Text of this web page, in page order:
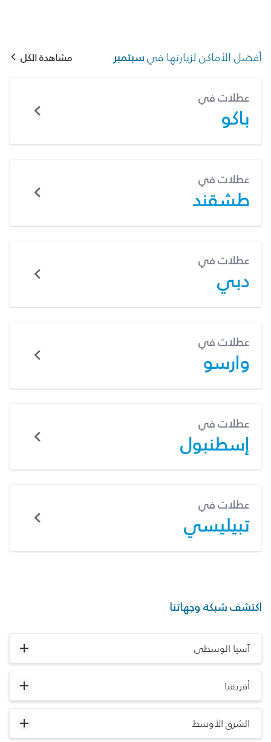
أفضل الأماكن لزيارتها فيسبتمبر مشاهدة الكل
عطلات في
باكو
عطلات في
طشقند
عطلات في
دبي
عطلات في
وارسو
عطلات في
إسطنبول
عطلات في
تبيليسي
اكتشف شبكة وجهاتنا
آسيا الوسطى
أفريقيا
الشرق الأوسط